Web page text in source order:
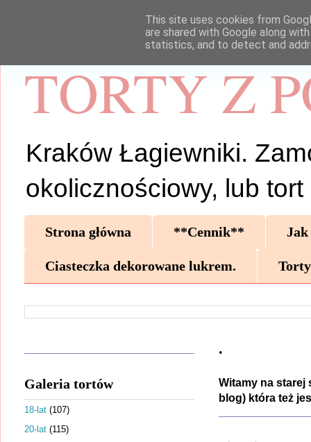
TORTY Z
Kraków Łagiewniki.
okolicznościowy, lub tort
Strona główna **Cennik** Jak
Ciasteczka dekorowane lukrem.
.
Witamy na starej
blog) która też
Galeria tortów
18-lat (107)
20-lat (115)
This site uses cookies from
are shared with Google along
statistics, and to detect and